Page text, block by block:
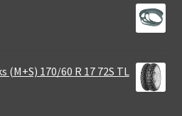
170/60 R 17 72S TL